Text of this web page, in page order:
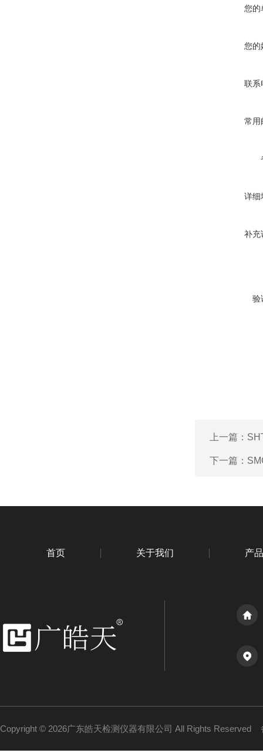
您的
您的
联系
常用
详细
补充
验
上一篇：
下一篇：
首页 关于我们 产
Copyright © 2026广东皓天检测仪器有限公司 All Rights Reserved